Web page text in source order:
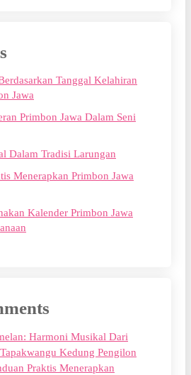
Tanggal Kelahiran
Jawa
Primbon Jawa Dalam Seni
Dalam Tradisi Larungan
Menerapkan Primbon Jawa
Kalender Primbon Jawa
Harmoni Musikal Dari
Kedung Pengilon
Praktis Menerapkan